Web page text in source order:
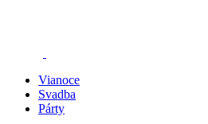
Vianoce
Svadba
Párty